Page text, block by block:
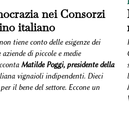
nei Consorzi
italiano
tiene conto delle esigenze dei
di piccole e medie
Matilde Poggi, presidente della
vignaioli indipendenti. Dieci
il bene del settore. Eccone un